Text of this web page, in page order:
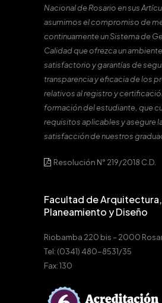
Nacional de Rosario en sus
asumimos el compromiso de
continuamente un Sistema de
Calidad que ofrezca un
satisfactorio y garantías de
transparencia y eficacia de los
relativos al registro y
formación del estudiante, que
requisitos aplicables y asegure
satisfacción de nuestros
Resolución N° 219/2018 C.D.
Facultad de Arquitectura,
Planeamiento y Diseño
Riobamba 220 bis – 2000
Tel: (0341) 480-8531/35
Fax: 130